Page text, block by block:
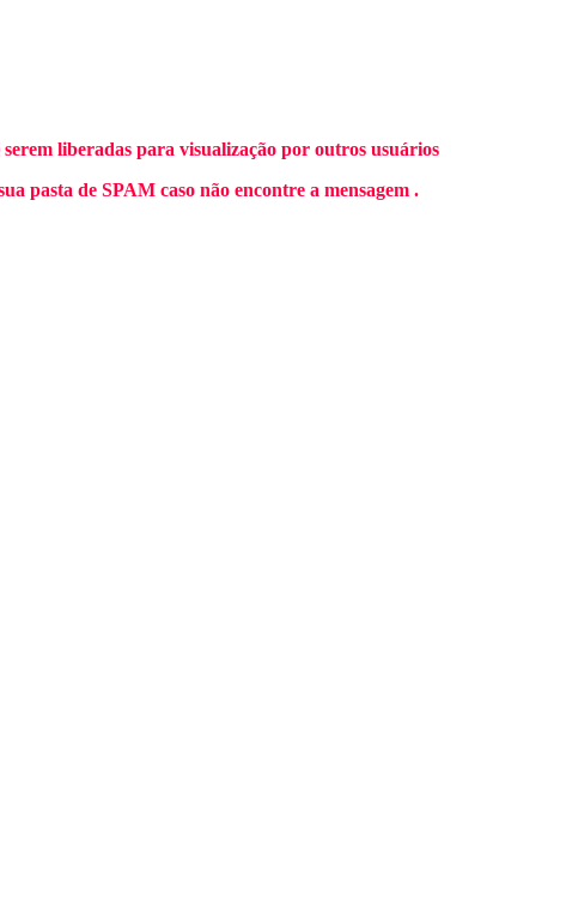
liberadas para visualização por outros usuários
de SPAM caso não encontre a mensagem .